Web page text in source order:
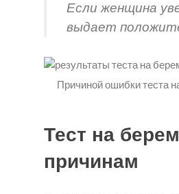
Если женщина
выдает
Причиной ошибки теста
Тест на
причинам